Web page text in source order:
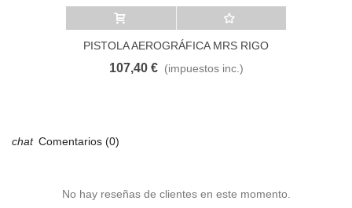
Añadir al carrito A lista de deseos
PISTOLA AEROGRÁFICA MRS RIGO
107,40 € (impuestos inc.)
Comentarios (0)
No hay reseñas de clientes en este momento.